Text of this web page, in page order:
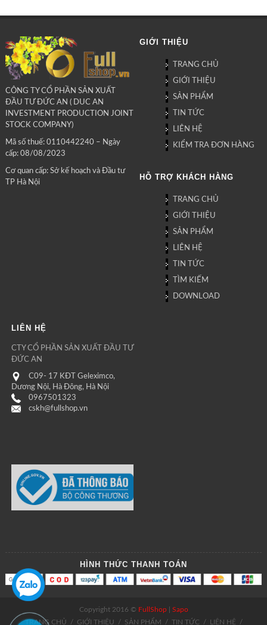
CÔNG TY CỔ PHẦN SẢN XUẤT
ĐẦU TƯ ĐỨC AN ( DUC AN
INVESTMENT PRODUCTION JOINT
STOCK COMPANY)
Mã số thuế: 0110442240 – Ngày
cấp: 08/08/2023
Cơ quan cấp: Sở kế hoạch và Đầu tư
TP Hà Nội
GIỚI THIỆU
TRANG CHỦ
GIỚI THIỆU
SẢN PHẨM
TIN TỨC
LIÊN HỆ
KIỂM TRA ĐƠN HÀNG
HỖ TRỢ KHÁCH HÀNG
TRANG CHỦ
GIỚI THIỆU
SẢN PHẨM
LIÊN HỆ
TIN TỨC
TÌM KIẾM
DOWNLOAD
LIÊN HỆ
CTY CỔ PHẦN SẢN XUẤT ĐẦU TƯ
ĐỨC AN
C09- 17 KĐT Geleximco,
Dương Nội, Hà Đông, Hà Nội
0967501323
cskh@fullshop.vn
HÌNH THỨC THANH TOÁN
Copyright 2016 © FullShop| Sapo
TRANG CHỦ
/ GIỚI THIỆU / SẢN PHẨM / TIN TỨC / LIÊN HỆ /